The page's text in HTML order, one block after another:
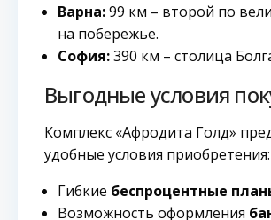
Варна:99 км – второй по
на побережье.
София:390 км – столица
Выгодные условия
Комплекс «Афродита Голд»
удобные условия приобретения:
Гибкие беспроцентные
Возможность оформления